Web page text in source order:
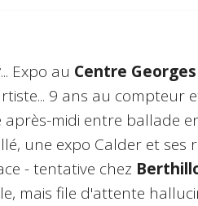
... Expo au Centre
9 ans au compteur
après-midi entre ballade
une expo Calder et ses
- tentative chez
mais file d'attente